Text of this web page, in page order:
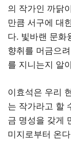
의 작가인 까닭
만큼 서구에 대
다. 빛바랜 문화
향취를 머금으
를 지니는지 알
이효석은 우리
는 작가라고 할
금 명성을 갖게
미지로부터 온